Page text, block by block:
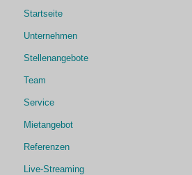
Startseite
Unternehmen
Stellenangebote
Team
Service
Mietangebot
Referenzen
Live-Streaming